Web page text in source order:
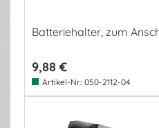
Batteriehalter, zum
9,88 €
Artikel-Nr.: 050-2112-04